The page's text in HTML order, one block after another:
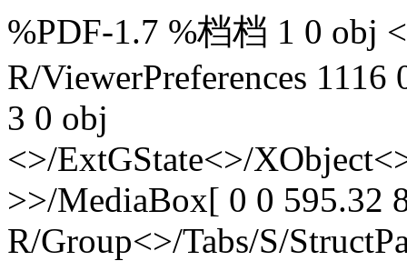
%PDF-1.7 %档档 1 0 obj
R/ViewerPreferences
3 0 obj
<>/ExtGState<>/
>>/MediaBox[ 0 0 595.32
R/Group<>/Tabs/S/